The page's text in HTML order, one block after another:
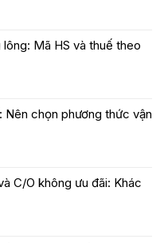
Mã HS và thuế theo
Nên chọn phương thức vận
C/O không ưu đãi: Khác